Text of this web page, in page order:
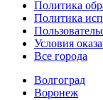
Политика
Политика
Условия
Все города
Волгоград
Воронеж